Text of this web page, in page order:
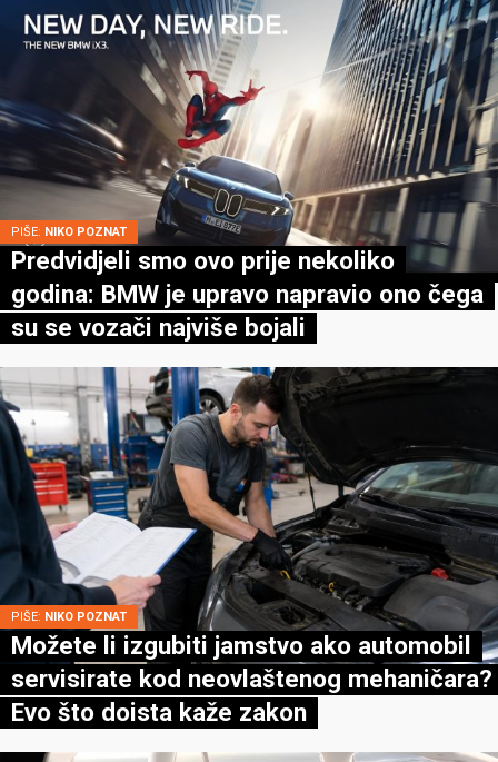
PIŠE: NIKO POZNAT
Predvidjeli smo ovo prije nekoliko
godina: BMW je upravo napravio ono čega
su se vozači najviše bojali
PIŠE: NIKO POZNAT
Možete li izgubiti jamstvo ako automobil
servisirate kod neovlaštenog mehaničara?
Evo što doista kaže zakon